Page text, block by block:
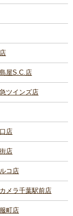
屋S.C.店
ツインズ店
店
店
コ店
メラ千葉駅前店
町店